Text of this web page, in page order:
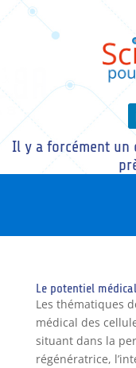
Il y a forcément un
Le potentiel
Les thématiques
médical des
situant dans la
régénératrice,